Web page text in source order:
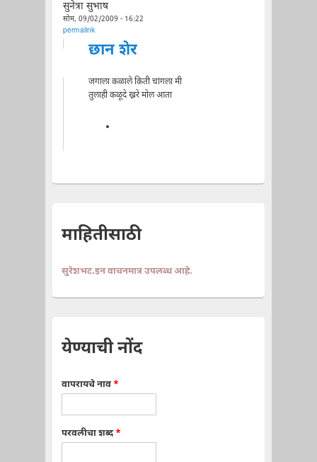
सुनेत्रा सुभाष
सोम, 09/02/2009 - 16:22
permalink
छान शेर
जगाला कळाले किती चांगला मी
तुलाही कळूदे ख्ररे मोल आता
माहितीसाठी
सुरेशभट.इन वाचनमात्र उपलब्ध आहे.
येण्याची नोंद
वापरायचे नाव *
परवलीचा शब्द*